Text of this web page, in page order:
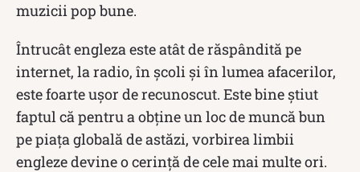
muzicii pop bune.
Întrucât engleza este atât de răspândită pe
internet, la radio, în școli și în lumea afacerilor,
este foarte ușor de recunoscut. Este bine știut
faptul că pentru a obține un loc de muncă bun
pe piața globală de astăzi, vorbirea limbii
engleze devine o cerință de cele mai multe ori.